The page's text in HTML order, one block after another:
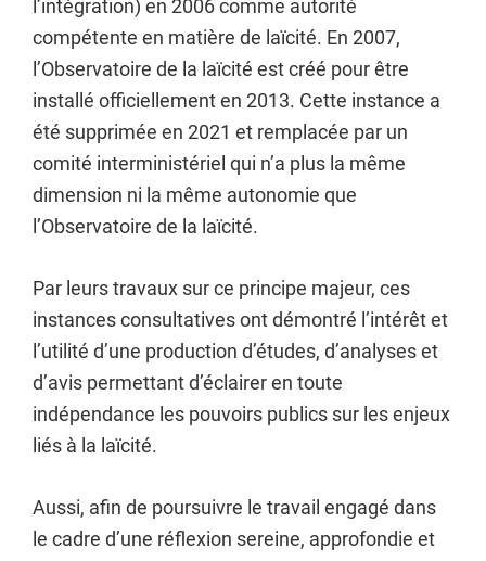
l’intégration) en 2006 comme autorité
compétente en matière de laïcité. En 2007,
l’Observatoire de la laïcité est créé pour être
installé officiellement en 2013. Cette instance a
été supprimée en 2021 et remplacée par un
comité interministériel qui n’a plus la même
dimension ni la même autonomie que
l’Observatoire de la laïcité.
Par leurs travaux sur ce principe majeur, ces
instances consultatives ont démontré l’intérêt et
l’utilité d’une production d’études, d’analyses et
d’avis permettant d’éclairer en toute
indépendance les pouvoirs publics sur les enjeux
liés à la laïcité.
Aussi, afin de poursuivre le travail engagé dans
le cadre d’une réflexion sereine, approfondie et